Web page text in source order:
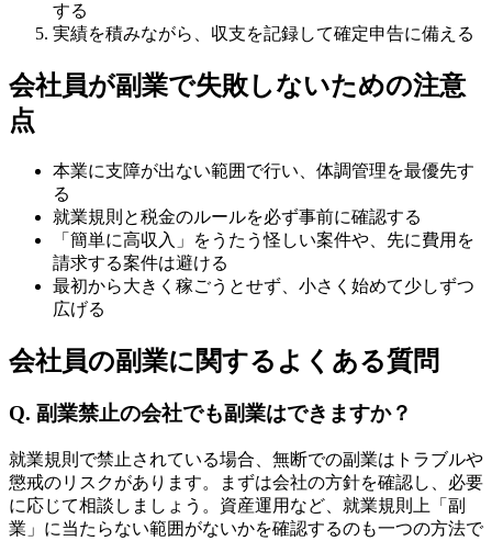
する
実績を積みながら、収支を記録して確定申告に備える
会社員が副業で失敗しないための注意
点
本業に支障が出ない範囲で行い、体調管理を最優先す
る
就業規則と税金のルールを必ず事前に確認する
「簡単に高収入」をうたう怪しい案件や、先に費用を
請求する案件は避ける
最初から大きく稼ごうとせず、小さく始めて少しずつ
広げる
会社員の副業に関するよくある質問
Q. 副業禁止の会社でも副業はできますか？
就業規則で禁止されている場合、無断での副業はトラブルや
懲戒のリスクがあります。まずは会社の方針を確認し、必要
に応じて相談しましょう。資産運用など、就業規則上「副
業」に当たらない範囲がないかを確認するのも一つの方法で